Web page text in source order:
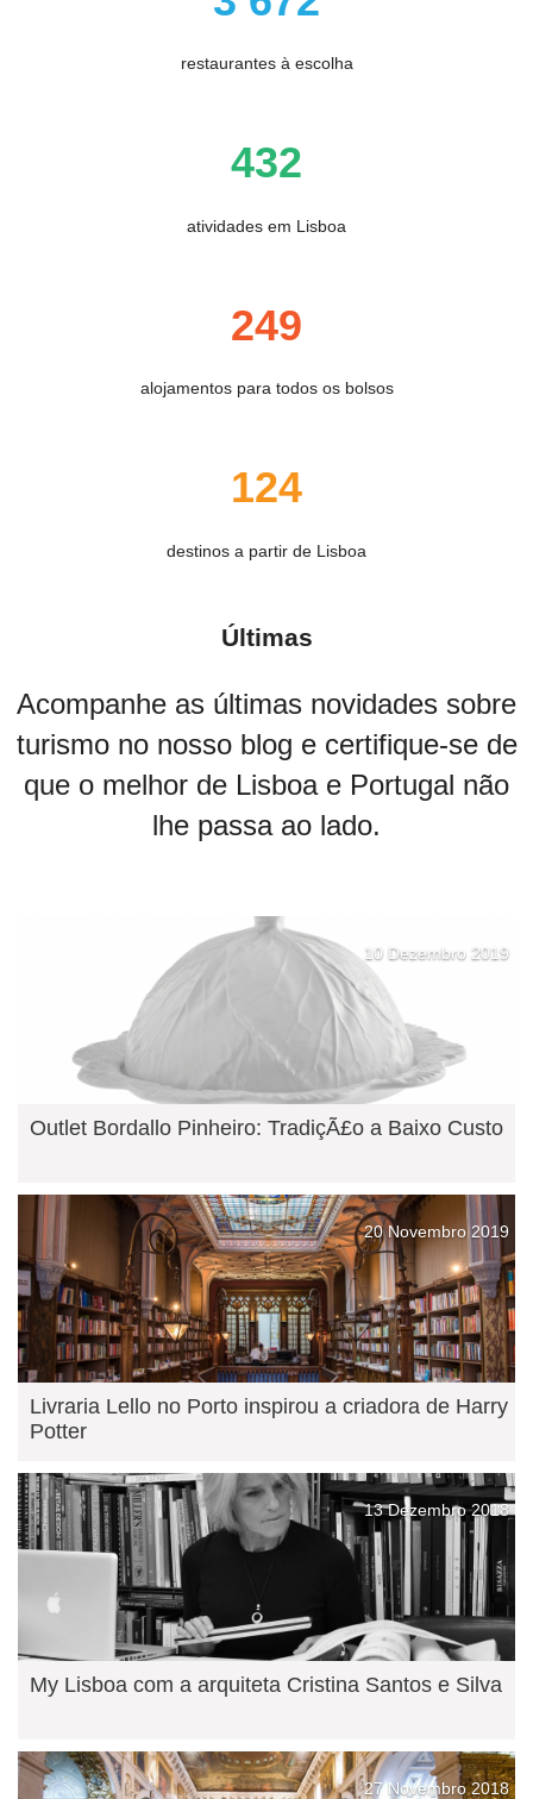
restaurantes à escolha
432
atividades em Lisboa
249
alojamentos para todos os bolsos
124
destinos a partir de Lisboa
Últimas
Acompanhe as últimas novidades sobre
turismo no nosso blog e certifique-se de
que o melhor de Lisboa e Portugal não
lhe passa ao lado.
10 Dezembro 2019
Outlet Bordallo Pinheiro: TradiçÃ£o a Baixo Custo
20 Novembro 2019
Livraria Lello no Porto inspirou a criadora de Harry
Potter
13 Dezembro 2018
My Lisboa com a arquiteta Cristina Santos e Silva
27 Novembro 2018